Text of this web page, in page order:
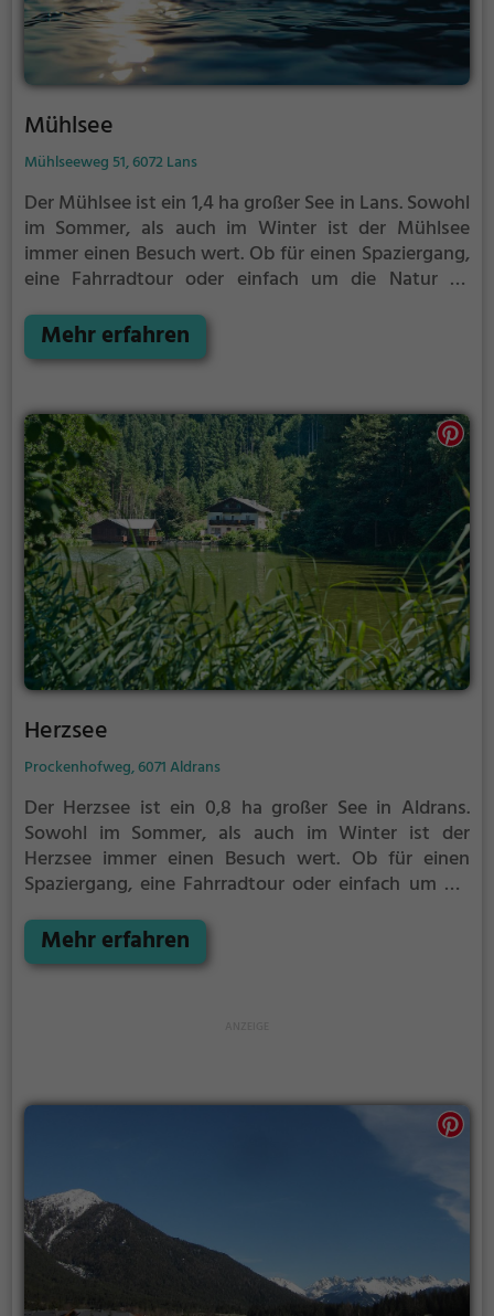
Mühlsee
Mühlseeweg 51, 6072 Lans
Der Mühlsee ist ein 1,4 ha großer See in Lans.Sowohl
im Sommer, als auch im Winter ist der Mühlsee
immer einen Besuch wert. Ob für einen Spaziergang,
eine Fahrradtour oder einfach um die Natur zu
Möglichkeiten für Freizeitaktivitäten.
Mehr erfahren
Herzsee
Prockenhofweg, 6071 Aldrans
Der Herzsee ist ein 0,8 ha großer See in Aldrans.
Sowohl im Sommer, als auch im Winter ist der
Herzsee immer einen Besuch wert. Ob für einen
Spaziergang, eine Fahrradtour oder einfach um die
Möglichkeiten für Freizeitaktivitäten.
Mehr erfahren